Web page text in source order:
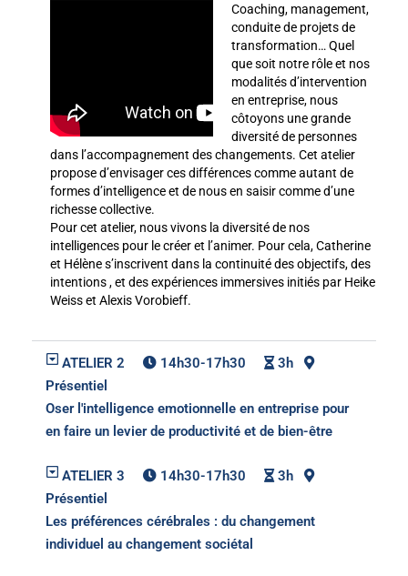
Coaching, management,
conduite de projets de
transformation… Quel
que soit notre rôle et nos
modalités d’intervention
en entreprise, nous
côtoyons une grande
diversité de personnes
dans l’accompagnement des changements. Cet atelier
propose d’envisager ces différences comme autant de
formes d’intelligence et de nous en saisir comme d’une
richesse collective.
Pour cet atelier, nous vivons la diversité de nos
intelligences pour le créer et l’animer. Pour cela, Catherine
et Hélène s’inscrivent dans la continuité des objectifs, des
intentions , et des expériences immersives initiés par Heike
Weiss et Alexis Vorobieff.
ATELIER 2 14h30-17h30
3h
Présentiel
Oser l'intelligence emotionnelle en entreprise pour
en faire un levier de productivité et de bien-être
ATELIER 3 14h30-17h30
3h
Présentiel
Les préférences cérébrales : du changement
individuel au changement sociétal